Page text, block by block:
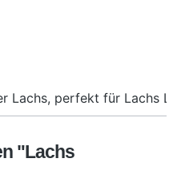
Lachs, perfekt für Lachs
"Lachs